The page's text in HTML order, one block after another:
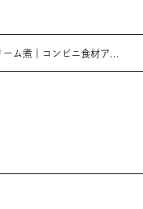
ム煮｜コンビニ食材アレ